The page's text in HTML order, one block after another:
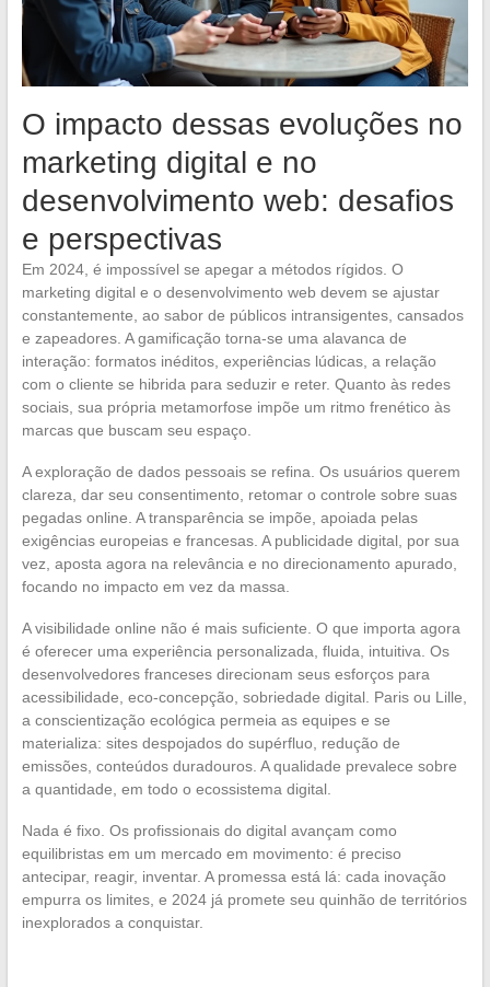
O impacto dessas evoluções no
marketing digital e no
desenvolvimento web: desafios
e perspectivas
Em 2024, é impossível se apegar a métodos rígidos. O
marketing digital e o desenvolvimento web devem se ajustar
constantemente, ao sabor de públicos intransigentes, cansados
e zapeadores. A gamificação torna-se uma alavanca de
interação: formatos inéditos, experiências lúdicas, a relação
com o cliente se hibrida para seduzir e reter. Quanto às redes
sociais, sua própria metamorfose impõe um ritmo frenético às
marcas que buscam seu espaço.
A exploração de dados pessoais se refina. Os usuários querem
clareza, dar seu consentimento, retomar o controle sobre suas
pegadas online. A transparência se impõe, apoiada pelas
exigências europeias e francesas. A publicidade digital, por sua
vez, aposta agora na relevância e no direcionamento apurado,
focando no impacto em vez da massa.
A visibilidade online não é mais suficiente. O que importa agora
é oferecer uma experiência personalizada, fluida, intuitiva. Os
desenvolvedores franceses direcionam seus esforços para
acessibilidade, eco-concepção, sobriedade digital. Paris ou Lille,
a conscientização ecológica permeia as equipes e se
materializa: sites despojados do supérfluo, redução de
emissões, conteúdos duradouros. A qualidade prevalece sobre
a quantidade, em todo o ecossistema digital.
Nada é fixo. Os profissionais do digital avançam como
equilibristas em um mercado em movimento: é preciso
antecipar, reagir, inventar. A promessa está lá: cada inovação
empurra os limites, e 2024 já promete seu quinhão de territórios
inexplorados a conquistar.